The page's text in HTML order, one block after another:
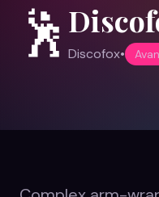
🕺 Discofox•